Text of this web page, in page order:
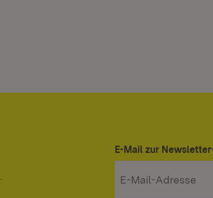
E-Mail zur